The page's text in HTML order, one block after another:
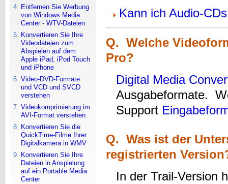
Entfernen Sie Werbung
von Windows Media
Center - WTV-Dateien
Konvertieren Sie Ihre
Videodateien zum
Abspielen auf dem
Apple iPad, iPod Touch
und iPhone
Video-DVD-Formate
und VCD und SVCD
verstehen
Videokomprimierung im
AVI-Format verstehen
Konvertieren Sie die
QuickTime-Filme Ihrer
Digitalkamera in WMV
Konvertieren Sie Ihre
Dateien in Anspielung
auf ein Portable Media
Center
Kann ich Audio-
Q. Welche
Pro?
Digital Media
Ausgabeformate.
Support
Q. Was ist der
registrierten
In der Trail-Version